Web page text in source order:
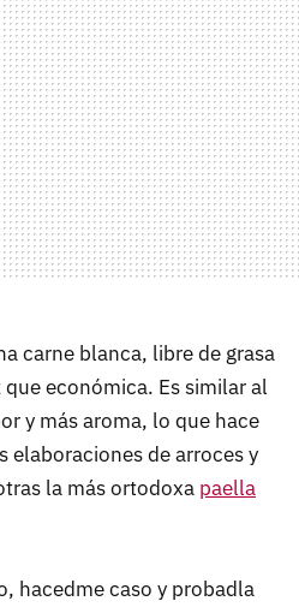
carne blanca, libre de grasa
económica. Es similar al
y más aroma, lo que hace
elaboraciones de arroces y
la más ortodoxa paella
hacedme caso y probadla